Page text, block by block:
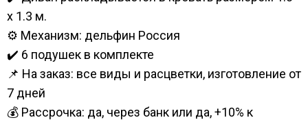
х 1.3 м.
⚙️ Механизм: дельфин Россия
✔️ 6 подушек в комплекте
📌 На заказ: все виды и расцветки, изготовление от
7 дней
💰 Рассрочка: да, через банк или да, +10% к